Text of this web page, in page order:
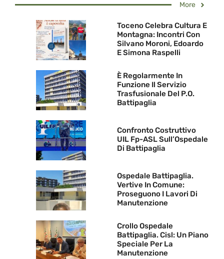
More
Toceno Celebra Cultura E
Montagna: Incontri Con
Silvano Moroni, Edoardo
E Simona Raspelli
È Regolarmente In
Funzione Il Servizio
Trasfusionale Del P.O.
Battipaglia
Confronto Costruttivo
UIL Fp-ASL Sull’Ospedale
Di Battipaglia
Ospedale Battipaglia.
Vertive In Comune:
Proseguono I Lavori Di
Manutenzione
Crollo Ospedale
Battipaglia. Cisl: Un Piano
Speciale Per La
Manutenzione